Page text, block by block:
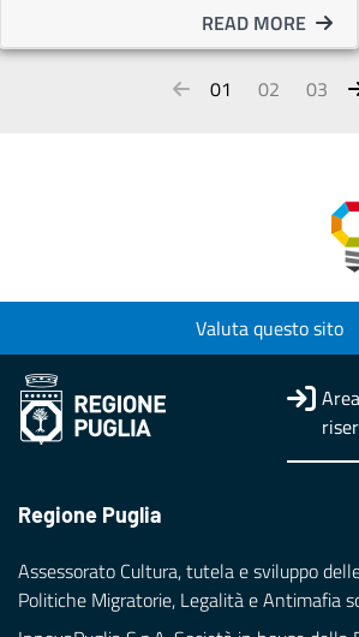
READ MORE
01 02 03
Valuta questo sito
Area
Regione Puglia
Assessorato Cultura, tutela e sviluppo
Politiche Migratorie, Legalità e Antimafia